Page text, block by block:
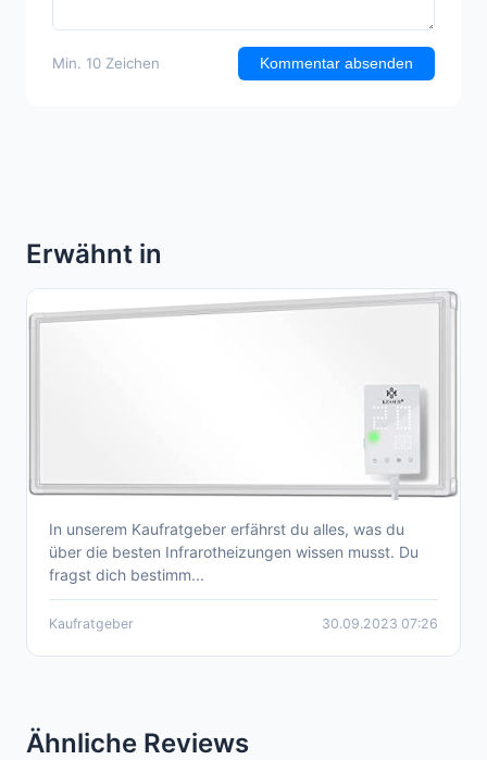
Min. 10 Zeichen Kommentar absenden
Erwähnt in
Der umfassende Kaufratgeber: Die besten 10
Infrarotheizungen im Vergleich
In unserem Kaufratgeber erfährst du alles, was du
über die besten Infrarotheizungen wissen musst. Du
fragst dich bestimm...
Kaufratgeber 30.09.2023 07:26
Ähnliche Reviews